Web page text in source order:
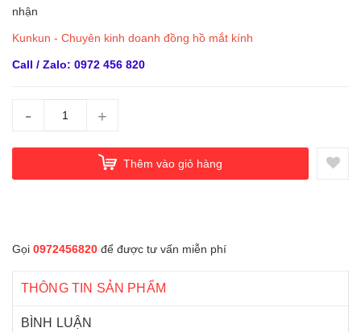
nhận
Kunkun - Chuyên kinh doanh đồng hồ mắt kính
Call / Zalo: 0972 456 820
- +
Thêm vào giỏ hàng
Gọi 0972456820 để được tư vấn miễn phí
THÔNG TIN SẢN PHẨM
BÌNH LUẬN